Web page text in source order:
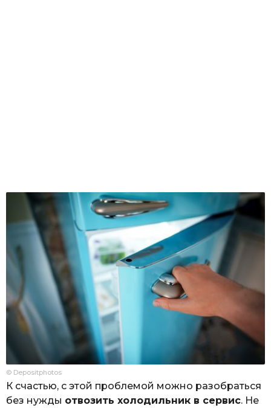
© Depositphotos
К счастью, с этой проблемой можно разобраться
без нужды отвозить холодильник в сервис. Не